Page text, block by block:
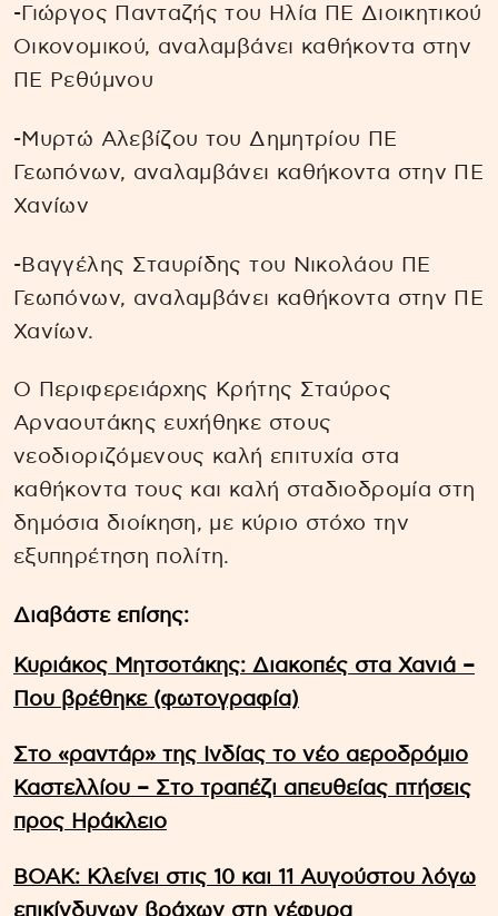
-Γιώργος Πανταζής του Ηλία ΠΕ Διοικητικού
Οικονομικού, αναλαμβάνει καθήκοντα στην
ΠΕ Ρεθύμνου
-Μυρτώ Αλεβίζου του Δημητρίου ΠΕ
Γεωπόνων, αναλαμβάνει καθήκοντα στην ΠΕ
Χανίων
-Βαγγέλης Σταυρίδης του Νικολάου ΠΕ
Γεωπόνων, αναλαμβάνει καθήκοντα στην ΠΕ
Χανίων.
Ο Περιφερειάρχης Κρήτης Σταύρος
Αρναουτάκης ευχήθηκε στους
νεοδιοριζόμενους καλή επιτυχία στα
καθήκοντα τους και καλή σταδιοδρομία στη
δημόσια διοίκηση, με κύριο στόχο την
εξυπηρέτηση πολίτη.
Διαβάστε επίσης:
Κυριάκος Μητσοτάκης: Διακοπές στα Χανιά –
Που βρέθηκε (φωτογραφία)
Στο «ραντάρ» της Ινδίας το νέο αεροδρόμιο
Καστελλίου – Στο τραπέζι απευθείας πτήσεις
προς Ηράκλειο
ΒΟΑΚ: Κλείνει στις 10 και 11 Αυγούστου λόγω
επικίνδυνων βράχων στη γέφυρα